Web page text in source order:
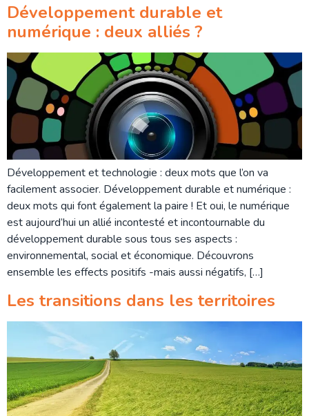
Développement durable et
numérique : deux alliés ?
Développement et technologie : deux mots que l’on va
facilement associer. Développement durable et numérique :
deux mots qui font également la paire ! Et oui, le numérique
est aujourd’hui un allié incontesté et incontournable du
développement durable sous tous ses aspects :
environnemental, social et économique. Découvrons
ensemble les effects positifs -mais aussi négatifs, […]
Les transitions dans les territoires